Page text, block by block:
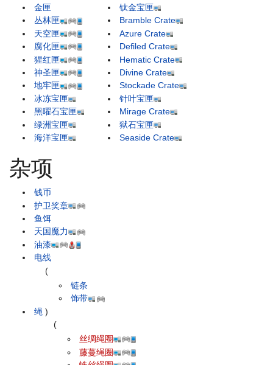
金匣
丛林匣
天空匣
腐化匣
猩红匣
神圣匣
地牢匣
冰冻宝匣
黑曜石宝匣
绿洲宝匣
海洋宝匣
钛金宝匣
Bramble Crate
Azure Crate
Defiled Crate
Hematic Crate
Divine Crate
Stockade Crate
针叶宝匣
Mirage Crate
狱石宝匣
Seaside Crate
杂项
钱币
护卫奖章
鱼饵
天国魔力
油漆
电线
绳
(
链条
饰带
)
(
丝绸绳圈
藤蔓绳圈